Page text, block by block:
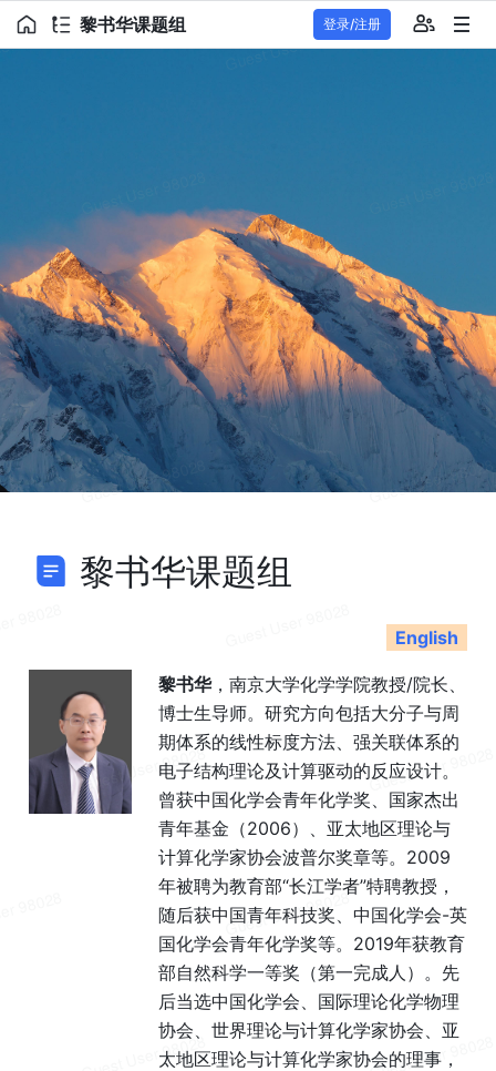
黎书华课题组 登录/注册
黎书华课题组
English
黎书华，南京大学化学学院教授/院长、
博士生导师。研究方向包括大分子与周
期体系的线性标度方法、强关联体系的
电子结构理论及计算驱动的反应设计。
曾获中国化学会青年化学奖、国家杰出
青年基金（2006）、亚太地区理论与
计算化学家协会波普尔奖章等。2009
年被聘为教育部“长江学者”特聘教授，
随后获中国青年科技奖、中国化学会-英
国化学会青年化学奖等。2019年获教育
部自然科学一等奖（第一完成人）。先
后当选中国化学会、国际理论化学物理
协会、世界理论与计算化学家协会、亚
太地区理论与计算化学家协会的理事，